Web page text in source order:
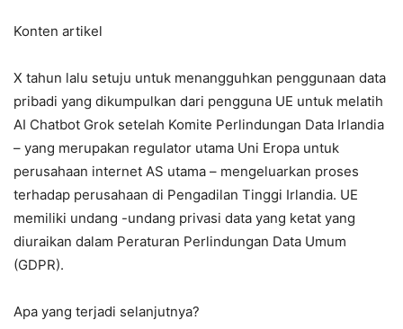
Konten artikel
X tahun lalu setuju untuk menangguhkan penggunaan data
pribadi yang dikumpulkan dari pengguna UE untuk melatih
AI Chatbot Grok setelah Komite Perlindungan Data Irlandia
– yang merupakan regulator utama Uni Eropa untuk
perusahaan internet AS utama – mengeluarkan proses
terhadap perusahaan di Pengadilan Tinggi Irlandia. UE
memiliki undang -undang privasi data yang ketat yang
diuraikan dalam Peraturan Perlindungan Data Umum
(GDPR).
Apa yang terjadi selanjutnya?